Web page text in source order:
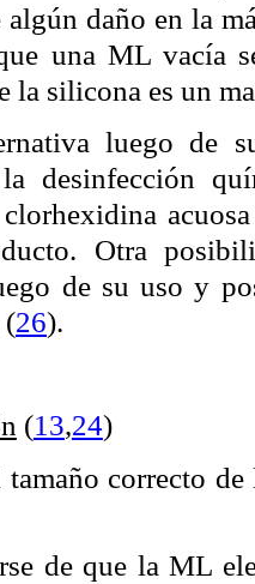
algún daño en la
una ML vacía
la silicona es un
luego de
desinfección
Otra
de su uso y
(26).
(13,24)
correcto
de que la ML